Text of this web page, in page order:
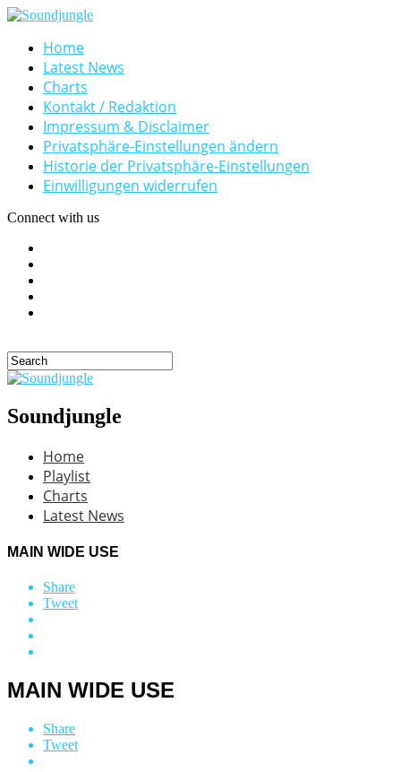
Home
Latest News
Charts
Kontakt / Redaktion
Impressum & Disclaimer
Privatsphäre-Einstellungen ändern
Historie der Privatsphäre-Einstellungen
Einwilligungen widerrufen
Connect with us
Soundjungle
Home
Playlist
Charts
Latest News
MAIN WIDE USE
Share
Tweet
MAIN WIDE USE
Share
Tweet